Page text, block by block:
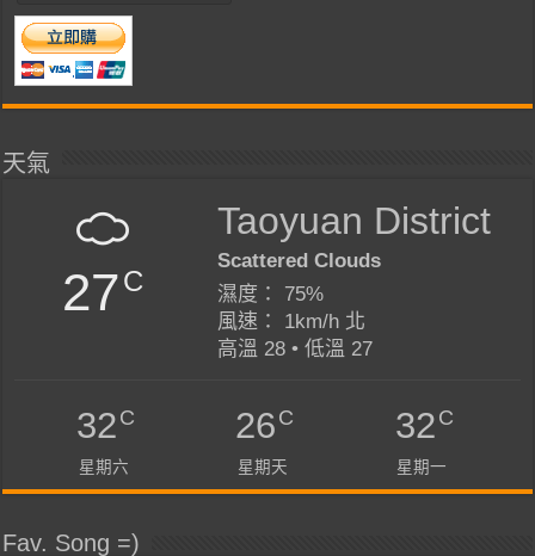
天氣
27C
Taoyuan District
Scattered Clouds
濕度： 75%
風速： 1km/h 北
高溫 28 • 低溫 27
32C
星期六
26C
星期天
32C
星期一
Fav. Song =)